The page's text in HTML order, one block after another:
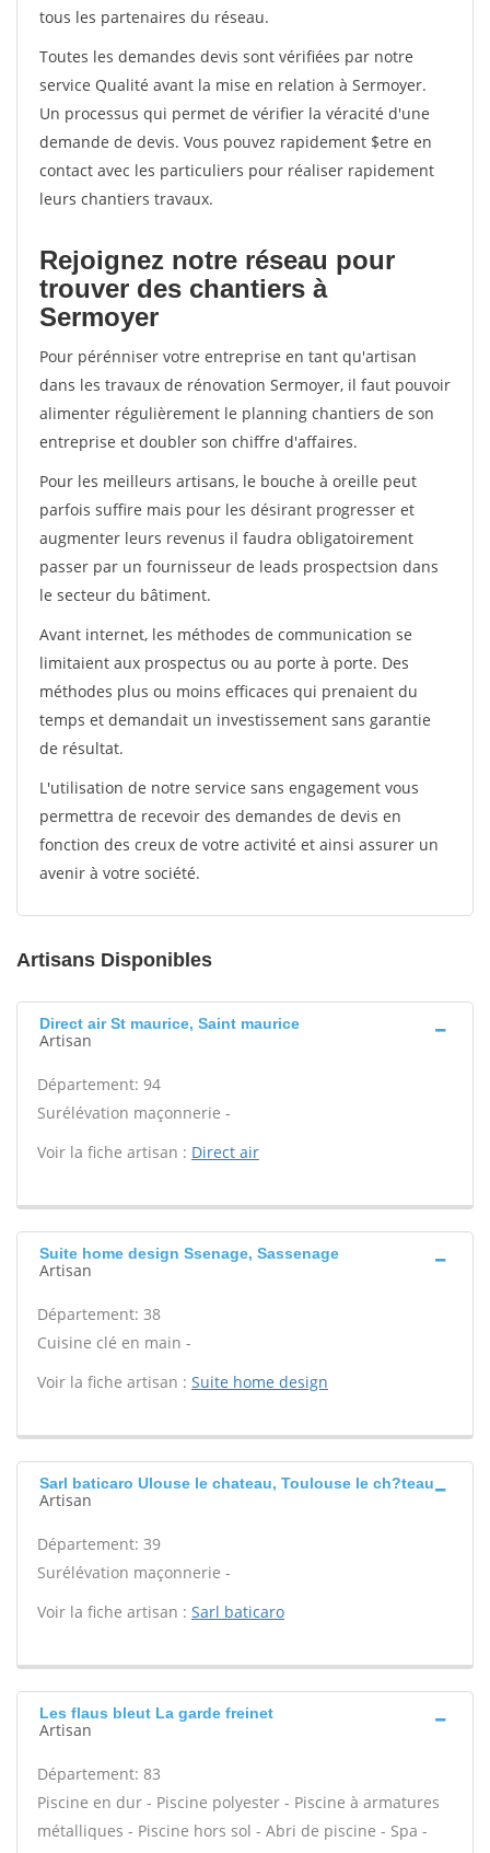
tous les partenaires du réseau.
Toutes les demandes devis sont vérifiées par notre
service Qualité avant la mise en relation à Sermoyer.
Un processus qui permet de vérifier la véracité d'une
demande de devis. Vous pouvez rapidement $etre en
contact avec les particuliers pour réaliser rapidement
leurs chantiers travaux.
Rejoignez notre réseau pour
trouver des chantiers à
Sermoyer
Pour pérénniser votre entreprise en tant qu'artisan
dans les travaux de rénovation Sermoyer, il faut pouvoir
alimenter régulièrement le planning chantiers de son
entreprise et doubler son chiffre d'affaires.
Pour les meilleurs artisans, le bouche à oreille peut
parfois suffire mais pour les désirant progresser et
augmenter leurs revenus il faudra obligatoirement
passer par un fournisseur de leads prospectsion dans
le secteur du bâtiment.
Avant internet, les méthodes de communication se
limitaient aux prospectus ou au porte à porte. Des
méthodes plus ou moins efficaces qui prenaient du
temps et demandait un investissement sans garantie
de résultat.
L'utilisation de notre service sans engagement vous
permettra de recevoir des demandes de devis en
fonction des creux de votre activité et ainsi assurer un
avenir à votre société.
Artisans Disponibles
Direct air St maurice, Saint maurice
Artisan
Département: 94
Surélévation maçonnerie -
Voir la fiche artisan : Direct air
Suite home design Ssenage, Sassenage
Artisan
Département: 38
Cuisine clé en main -
Voir la fiche artisan : Suite home design
Sarl baticaro Ulouse le chateau, Toulouse le ch?teau
Artisan
Département: 39
Surélévation maçonnerie -
Voir la fiche artisan : Sarl baticaro
Les flaus bleut La garde freinet
Artisan
Département: 83
Piscine en dur - Piscine polyester - Piscine à armatures
métalliques - Piscine hors sol - Abri de piscine - Spa -